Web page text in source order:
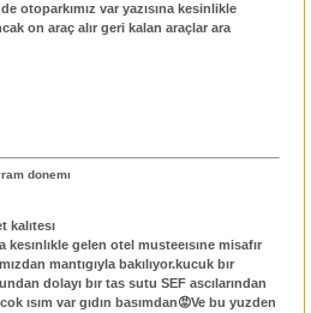
otoparkımız var yazısına kesinlikle
on araç alır geri kalan araçlar ara
donemı
kalıtesı
kesınlıkle gelen otel musteeısıne misafır
mantıgıyla bakılıyor.kucuk bır
dolayı bır tas sutu SEF ascılarından
cok ısım var gıdın basımdan😡Ve bu yuzden